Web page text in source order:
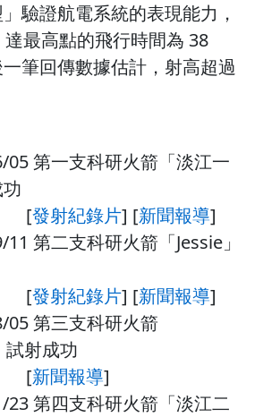
」驗證航電系統的表現能力，
最高點的飛行時間為 38
筆回傳數據估計，射高超過
第一支科研火箭「淡江一
發射紀錄片] [新聞報導]
第二支科研火箭「Jessie」
發射紀錄片] [新聞報導]
第三支科研火箭
試射成功
新聞報導]
第四支科研火箭「淡江二